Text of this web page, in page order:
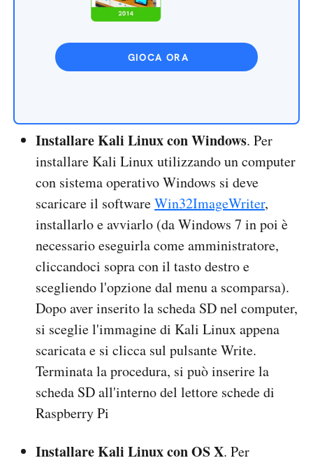
GIOCA ORA
Installare Kali Linux con Windows. Per
installare Kali Linux utilizzando un computer
con sistema operativo Windows si deve
scaricare il softwareWin32ImageWriter,
installarlo e avviarlo (da Windows 7 in poi è
necessario eseguirla come amministratore,
cliccandoci sopra con il tasto destro e
scegliendo l'opzione dal menu a scomparsa).
Dopo aver inserito la scheda SD nel computer,
si sceglie l'immagine di Kali Linux appena
scaricata e si clicca sul pulsante Write.
Terminata la procedura, si può inserire la
scheda SD all'interno del lettore schede di
Raspberry Pi
Installare Kali Linux con OS X. Per